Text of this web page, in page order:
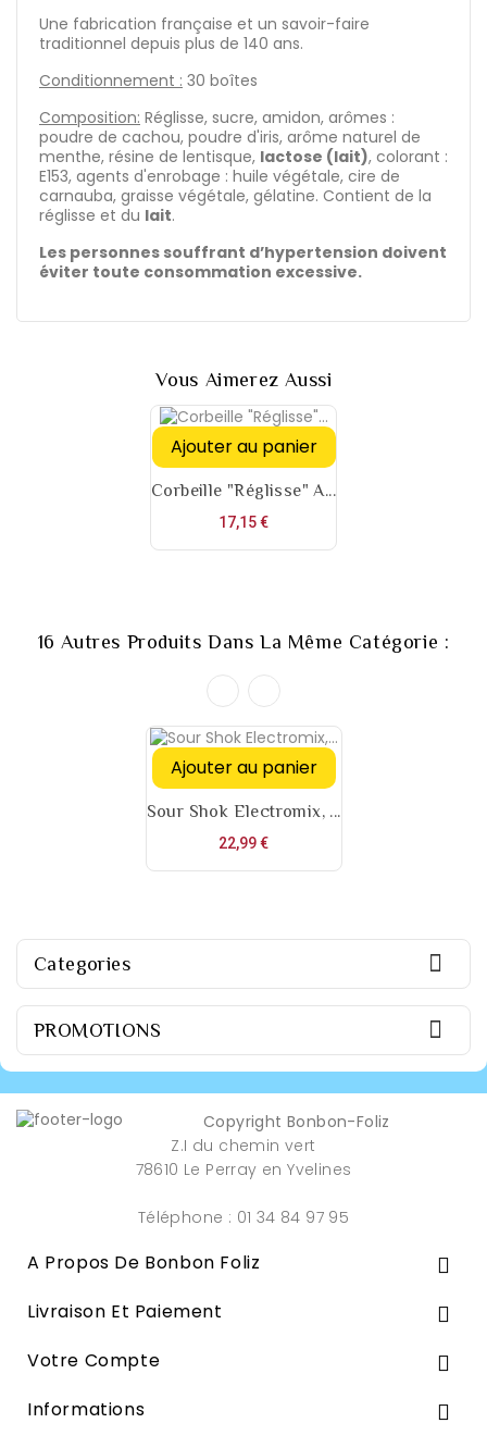
Une fabrication française et un savoir-faire
traditionnel depuis plus de 140 ans.
Conditionnement : 30 boîtes
Composition: Réglisse, sucre, amidon, arômes :
poudre de cachou, poudre d'iris, arôme naturel de
menthe, résine de lentisque, lactose (lait), colorant :
E153, agents d'enrobage : huile végétale, cire de
carnauba, graisse végétale, gélatine. Contient de la
réglisse et du lait.
Les personnes souffrant d’hypertension doivent
éviter toute consommation excessive.
Vous Aimerez Aussi
Ajouter au panier
Corbeille "Réglisse" A...
17,15 €Prix
16 Autres Produits Dans La Même Catégorie :
Ajouter au panier
Sour Shok Electromix, ...
22,99 €Prix
Categories 
PROMOTIONS 
Copyright Bonbon-Foliz
Z.I du chemin vert
78610 Le Perray en Yvelines
Téléphone : 01 34 84 97 95
A Propos De Bonbon Foliz 
Livraison Et Paiement 
Votre Compte 
Informations 